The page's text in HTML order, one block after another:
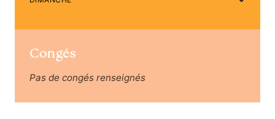
Congés
Pas de congés renseignés